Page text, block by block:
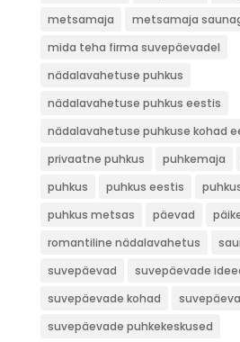
metsamaja
metsamaja
mida teha firma suvepäevadel
nädalavahetuse puhkus
nädalavahetuse puhkus eestis
nädalavahetuse puhkuse kohad
privaatne puhkus
puhkemaja
puhkus
puhkus eestis
puhkus metsas
päevad
romantiline nädalavahetus
suvepäevad
suvepäevade
suvepäevade kohad
suvepäevade puhkekeskused